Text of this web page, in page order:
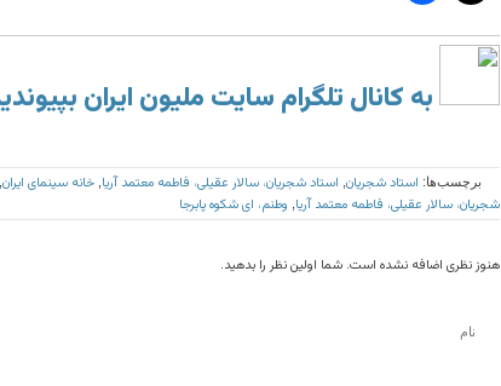
به کانال تلگرام سایت ملیون ایران
برچسب‌ها: استاد شجریان استاد شجریان، سالار عقیلی، فاطمه معتمد آریا خانه سینمای ایران
شجریان، سالار عقیلی، فاطمه معتمد آریا وطنم، ای شکوه پابرجا
هنوز نظری اضافه نشده است. شما اولین نظر را بدهید.